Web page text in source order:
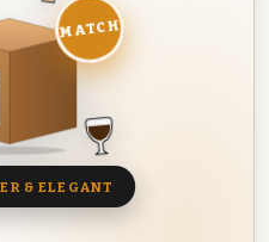
MATCH
& ELEGANT